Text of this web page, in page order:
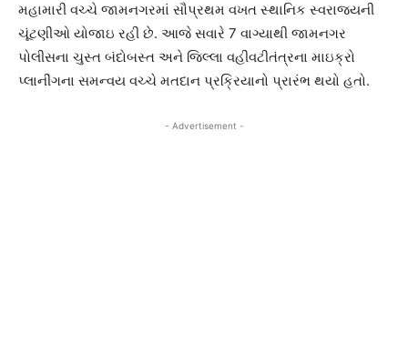
મહામારી વચ્ચે જામનગરમાં સૌપ્રથમ વખત સ્થાનિક સ્વરાજ્યની
ચૂંટણીઓ યોજાઇ રહી છે. આજે સવારે 7 વાગ્યાથી જામનગર
પોલીસના ચુસ્ત બંદોબસ્ત અને જિલ્લા વહીવટીતંત્રના માઇક્રો
પ્લાનીંગના સમન્વય વચ્ચે મતદાન પ્રક્રિયાનો પ્રારંભ થયો હતો.
- Advertisement -